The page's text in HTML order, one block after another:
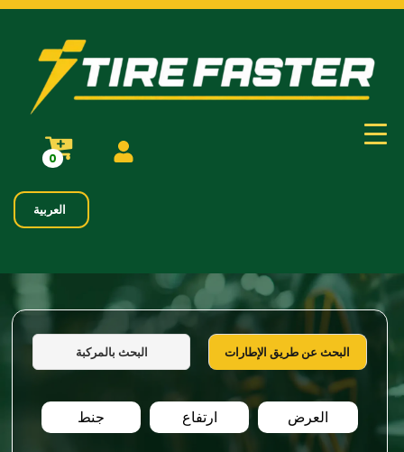
0
العربية
البحث عن طريق الإطارات البحث بالمركبة
العرض ارتفاع جنط